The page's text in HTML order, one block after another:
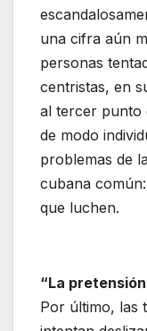
una cifra aún
personas
centristas, en
al tercer punto
de modo
problemas de
cubana
que luchen.
“La
Por último, las